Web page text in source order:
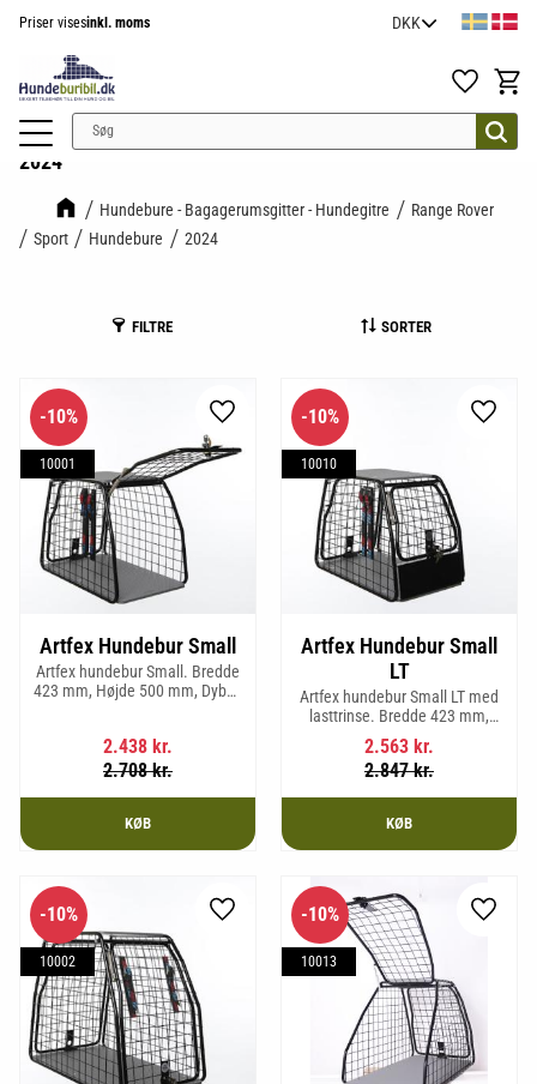
Priser visesinkl. moms
Favoritter
2024
Hundebure - Bagagerumsgitter - Hundegitre
Range Rover
Sport
Hundebure 2024
FILTRE SORTER
Artfex Hundebur Small
Artfex hundebur Small. Bredde
423 mm, Højde 500 mm, Dybde
2.438 kr.
2.708kr.
10%
10001
Gem som favorit
KØB
Artfex Hundebur Small
LT
Artfex hundebur Small LT med
lasttrinse. Bredde 423 mm,
Højde 500 mm, Dybde 670 mm
og vægt 12,9 kg.
2.563 kr.
2.847kr.
10%
10010
Gem
KØB
10%
10002
Gem som favorit
10%
10013
Gem